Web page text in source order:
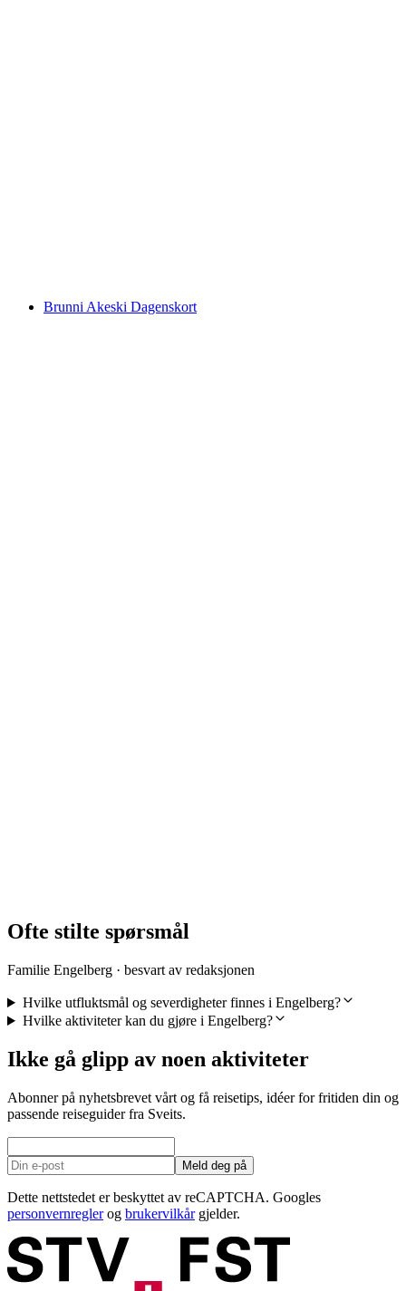
Brunni Akeski Dagenskort
Ofte stilte spørsmål
Familie Engelberg · besvart av redaksjonen
Hvilke utfluktsmål og severdigheter finnes i Engelberg?
Hvilke aktiviteter kan du gjøre i Engelberg?
Ikke gå glipp av noen aktiviteter
Abonner på nyhetsbrevet vårt og få reisetips, idéer for fritiden din og
passende reiseguider fra Sveits.
Meld deg på
Dette nettstedet er beskyttet av reCAPTCHA. Googles
personvernreglerog brukervilkårgjelder.